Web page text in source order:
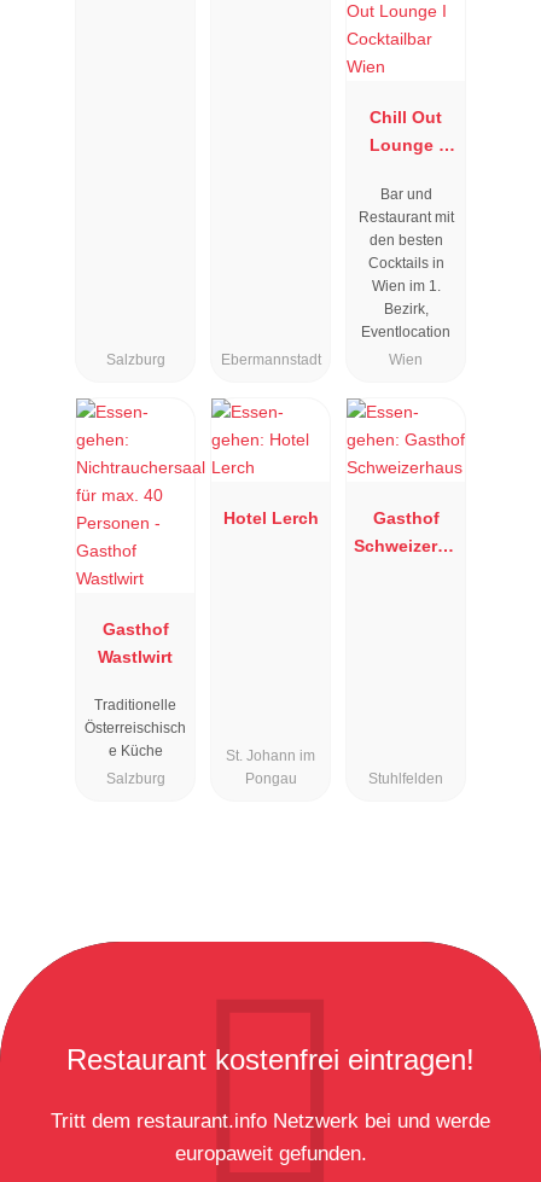
Salzburg Ebermannstadt
Chill Out
Lounge I
Wien
Bar und
Restaurant mit
den besten
Cocktails in
Wien im 1.
Bezirk,
Eventlocation
Wien
Gasthof
Wastlwirt
Traditionelle
Österreischisch
e Küche
Salzburg
Hotel Lerch
St. Johann im
Pongau
Gasthof
Schweizerha
Stuhlfelden
Restaurant kostenfrei eintragen!
Tritt dem restaurant.info Netzwerk bei und werde
europaweit gefunden.